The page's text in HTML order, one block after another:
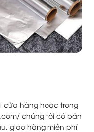
cửa hàng hoặc trong
chúng tôi có bán
giao hàng miễn phí